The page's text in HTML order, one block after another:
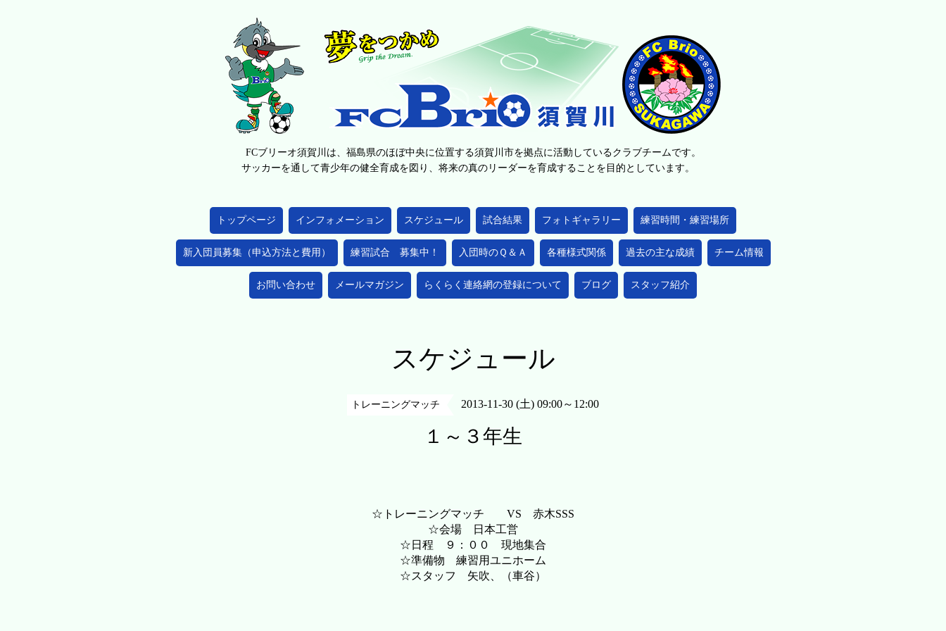
FCブリーオ須賀川は、福島県のほぼ中央に位置する須賀川市を拠点に活動しているクラブチームです。
サッカーを通して青少年の健全育成を図り、将来の真のリーダーを育成することを目的としています。
トップページ インフォメーション スケジュール 試合結果 フォトギャラリー 練習時間・練習場所
新入団員募集（申込方法と費用） 練習試合 募集中！ 入団時のＱ＆Ａ 各種様式関係 過去の主な成績 チーム情報
お問い合わせ メールマガジン らくらく連絡網の登録について ブログ スタッフ紹介
スケジュール
トレーニングマッチ 2013-11-30 (土) 09:00～12:00
１～３年生
☆トレーニングマッチ VS 赤木SSS
☆会場 日本工営
☆日程 ９：００ 現地集合
☆準備物 練習用ユニホーム
☆スタッフ 矢吹、（車谷）